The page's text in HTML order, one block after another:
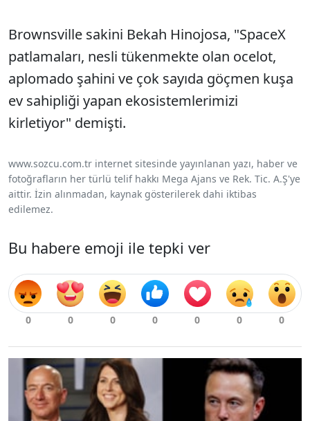
Brownsville sakini Bekah Hinojosa, "SpaceX
patlamaları, nesli tükenmekte olan ocelot,
aplomado şahini ve çok sayıda göçmen kuşa
ev sahipliği yapan ekosistemlerimizi
kirletiyor" demişti.
www.sozcu.com.tr internet sitesinde yayınlanan yazı, haber ve
fotoğrafların her türlü telif hakkı Mega Ajans ve Rek. Tic. A.Ş'ye
aittir. İzin alınmadan, kaynak gösterilerek dahi iktibas
edilemez.
Bu habere emoji ile tepki ver